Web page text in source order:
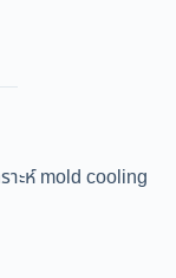
ะห์ mold cooling